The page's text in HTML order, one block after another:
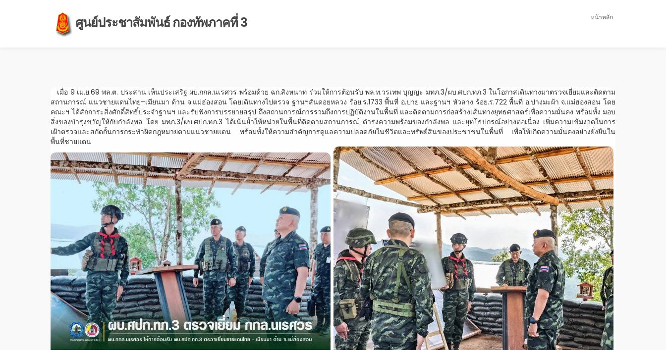
ศูนย์ประชาสัมพันธ์ กองทัพภาคที่ 3 หน้าหลัก
เมื่อ 9 เม.ย.69 พล.ต. ประสาน เห็นประเสริฐ ผบ.กกล.นเรศวร พร้อมด้วย ฉก.สิงหนาท ร่วมให้การต้อนรับ พล.ท.วรเทพ บุญญะ มทภ.3/ผบ.ศปก.ทภ.3 ในโอกาสเดินทางมาตรวจเยี่ยมและติดตาม
สถานการณ์ แนวชายแดนไทย–เมียนมา ด้าน จ.แม่ฮ่องสอน โดยเดินทางไปตรวจ ฐานฯสันดอยหลวง ร้อย.ร.1733 พื้นที่ อ.ปาย และฐานฯ หัวลาง ร้อย.ร.722 พื้นที่ อ.ปางมะผ้า จ.แม่ฮ่องสอน โดย
คณะฯ ได้สักการะสิ่งศักดิ์สิทธิ์ประจำฐานฯ และรับฟังการบรรยายสรุป ถึงสถานการณ์การรวมถึงการปฏิบัติงานในพื้นที่ และติดตามการก่อสร้างเส้นทางยุทธศาสตร์เพื่อความมั่นคง พร้อมทั้ง มอบ
สิ่งของบำรุงขวัญให้กับกำลังพล โดย มทภ.3/ผบ.ศปก.ทภ.3 ได้เน้นย้ำให้หน่วยในพื้นที่ติดตามสถานการณ์ ดำรงความพร้อมของกำลังพล และยุทโธปกรณ์อย่างต่อเนื่อง เพิ่มความเข้มงวดในการ
เฝ้าตรวจและสกัดกั้นการกระทำผิดกฎหมายตามแนวชายแดน พร้อมทั้งให้ความสำคัญการดูแลความปลอดภัยในชีวิตและทรัพย์สินของประชาชนในพื้นที่ เพื่อให้เกิดความมั่นคงอย่างยั่งยืนใน
พื้นที่ชายแดน